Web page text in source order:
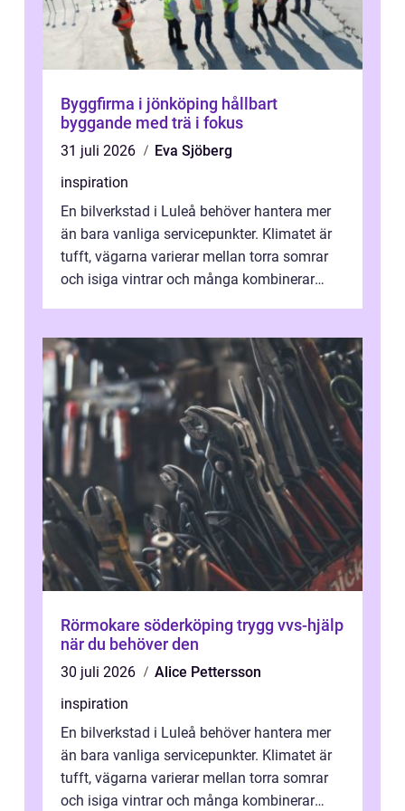
Byggfirma i jönköping hållbart
byggande med trä i fokus
31 juli 2026
Eva Sjöberg
inspiration
En bilverkstad i Luleå behöver hantera mer
än bara vanliga servicepunkter. Klimatet är
tufft, vägarna varierar mellan torra somrar
och isiga vintrar och många kombinerar
Rörmokare söderköping trygg vvs-hjälp
när du behöver den
30 juli 2026
Alice Pettersson
inspiration
En bilverkstad i Luleå behöver hantera mer
än bara vanliga servicepunkter. Klimatet är
tufft, vägarna varierar mellan torra somrar
och isiga vintrar och många kombinerar